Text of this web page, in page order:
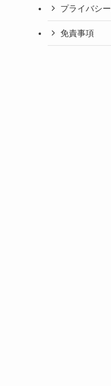
プライバシ
免責事項